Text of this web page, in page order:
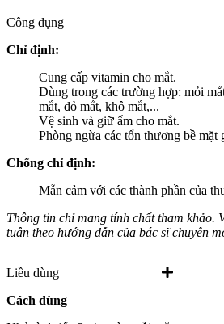
Công dụng
Chỉ định:
Cung cấp vitamin cho mắt.
Dùng trong các trường hợp: mỏi
mắt, đỏ mắt, khô mắt,...
Vệ sinh và giữ ẩm cho mắt.
Phòng ngừa các tổn thương bề mặt
Chống chỉ định:
Mẫn cảm với các thành phần của
Thông tin chỉ mang tính chất tham khảo.
tuân theo hướng dẫn của bác sĩ chuyên
Liều dùng
Cách dùng